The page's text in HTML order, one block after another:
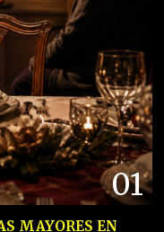
01
MAYORES EN